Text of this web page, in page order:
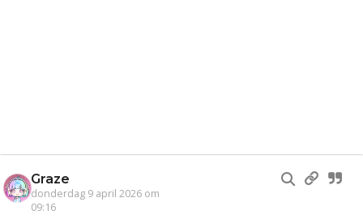
Graze
donderdag 9 april 2026 om
09:16